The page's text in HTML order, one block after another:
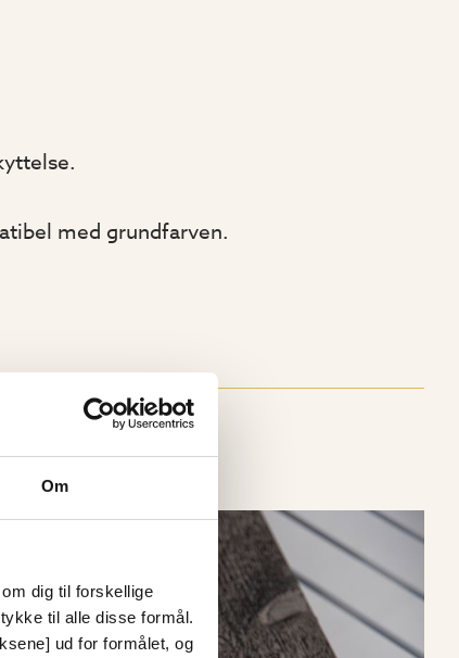
Om
dig til forskellige
til alle disse formål.
ud for formålet, og
med grundfarven.